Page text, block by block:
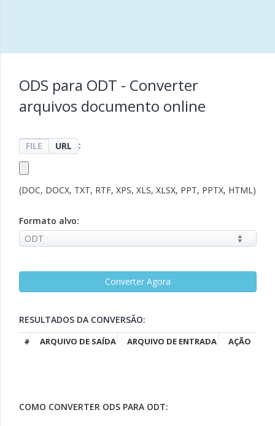
ODS para ODT - Converter
arquivos documento online
FILE URL :
(DOC, DOCX, TXT, RTF, XPS, XLS, XLSX, PPT, PPTX, HTML)
Formato alvo:
RESULTADOS DA CONVERSÃO:
# ARQUIVO DE SAÍDA ARQUIVO DE ENTRADA AÇÃO
COMO CONVERTER ODS PARA ODT: